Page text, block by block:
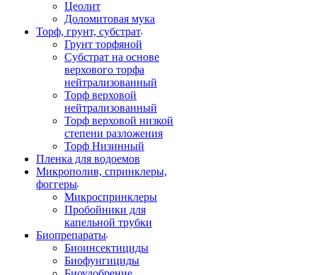
Цеолит
Доломитовая мука
Торф, грунт, субстрат
Грунт торфяной
Субстрат на основе
верхового торфа
нейтрализованный
Торф верховой
нейтрализованный
Торф верховой низкой
степени разложения
Торф Низинный
Пленка для водоемов
Микрополив, спринклеры,
фоггеры
Микроспринклеры
Пробойники для
капельной трубки
Биопрепараты
Биоинсектициды
Биофунгициды